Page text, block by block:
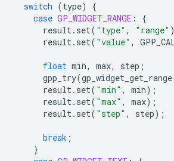
switch (type)
{
case GP_WIDGET_RANGE :
{
result. set( "type" , "range"
result. set( "value" ,
float min, max, step ;
gpp_try(gp_widget_get_range
result. set( "min" , min);
result. set( "max" , max);
result. set( "step" , step);
break ;
}